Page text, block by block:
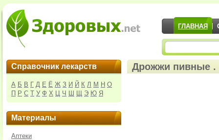
ГЛАВНАЯ
Справочник лекарств
А Б В Г Д Е Ё Ж З И Й К Л М Н О
П Р С Т У Ф Х Ц Ч Ш Щ Э Ю Я
Материалы
Аптеки
Дрожжи пивные .